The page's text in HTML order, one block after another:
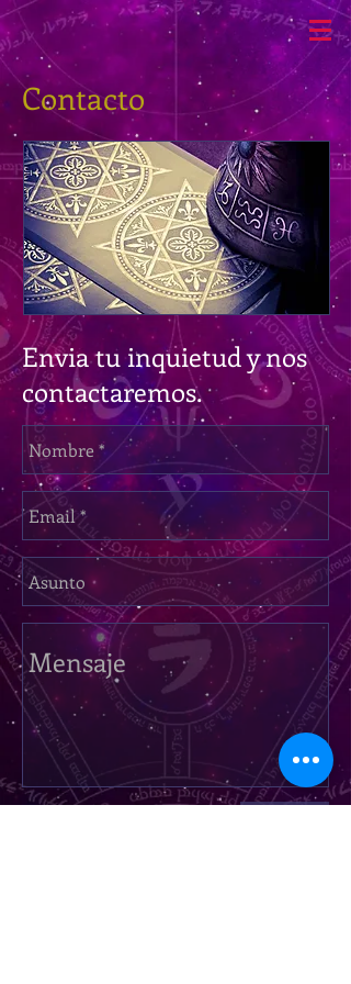
Contacto
Envia tu inquietud y nos
contactaremos.